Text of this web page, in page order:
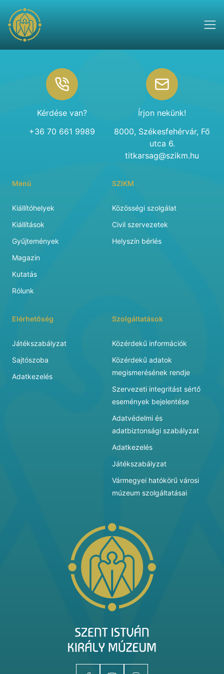
Kérdése van?
+36 70 661 9989
Írjon nekünk!
8000, Székesfehérvár, Fő
utca 6.
titkarsag@szikm.hu
Menü
Kiállítóhelyek
Kiállítások
Gyűjtemények
Magazin
Kutatás
Rólunk
SZIKM
Közösségi szolgálat
Civil szervezetek
Helyszín bérlés
Elérhetőség
Játékszabályzat
Sajtószoba
Adatkezelés
Szolgáltatások
Közérdekű információk
Közérdekű adatok
megismerésének rendje
Szervezeti integritást sértő
események bejelentése
Adatvédelmi és
adatbiztonsági szabályzat
Adatkezelés
Játékszabályzat
Vármegyei hatókörű városi
múzeum szolgáltatásai